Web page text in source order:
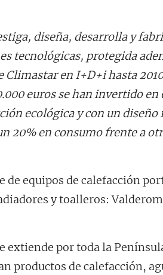
diseña, desarrolla y
tecnológicas, protegida
en I+D+i hasta
euros se han invertido en
ecológica y con un diseño
20% en consumo frente a
de equipos de calefacción
y toalleros:
extiende por toda la
productos de calefacción,